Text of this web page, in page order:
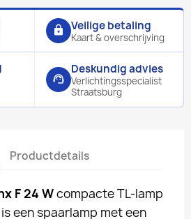
lock Veilige betaling
Kaart & overschrijving
support_agent
Deskundig advies
Verlichtingsspecialist
Straatsburg
Productdetails
F 24 Wcompacte TL-lamp
een spaarlamp met een